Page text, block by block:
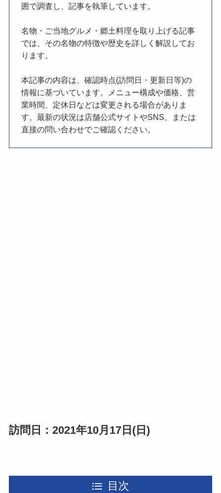
囲で調査し、記事を執筆しています。
名物・ご当地グルメ・郷土料理を取り上げる記事
では、その名物の特徴や歴史を詳しく解説してお
ります。
本記事の内容は、確認時点(訪問日・更新日等)の
情報に基づいています。メニュー構成や価格、営
業時間、定休日などは変更される場合がありま
す。最新の状況は店舗公式サイトやSNS、または
直接の問い合わせでご確認ください。
訪問日：2021年10月17日(日)
目次